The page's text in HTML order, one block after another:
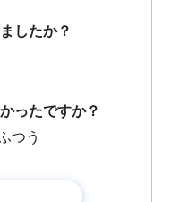
したか？
ったですか？
つう